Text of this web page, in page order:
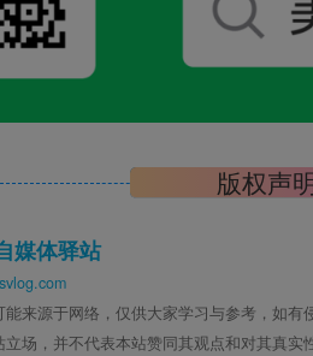
版权声
媒体驿站
来源于网络，仅供大家学习与参考，如有
场，并不代表本站赞同其观点和对其真实